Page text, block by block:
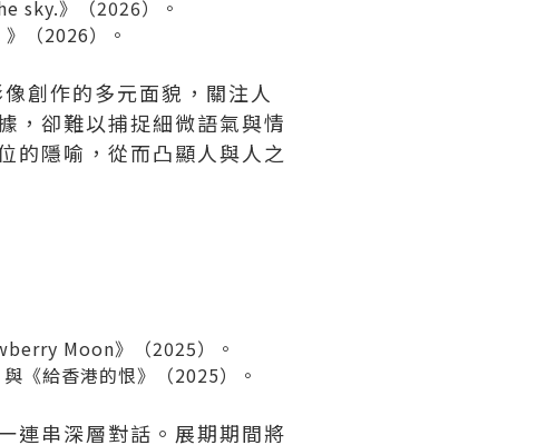
sky.》（2026）。
（2026）。
創作的多元面貌，關注人
，卻難以捕捉細微語氣與情
的隱喻，從而凸顯人與人之
Moon》（2025）。
《給香港的恨》（2025）。
連串深層對話。展期期間將